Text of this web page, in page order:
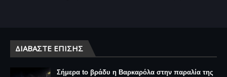
ΔΙΑΒΆΣΤΕ ΕΠΊΣΗΣ
Σήμερα to βράδυ η Βαρκαρόλα στην παραλία της